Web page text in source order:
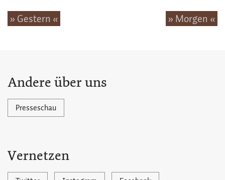
» Gestern « » Morgen «
Andere über uns
Presseschau
Vernetzen